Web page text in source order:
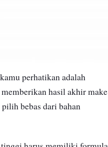
perhatikan adalah
hasil akhir make
bebas dari bahan